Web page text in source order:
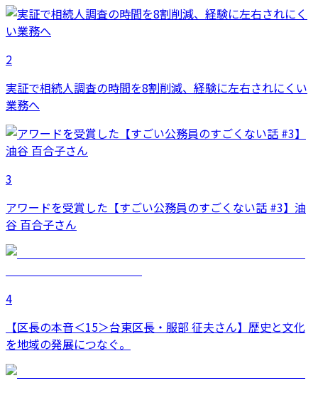
2
実証で相続人調査の時間を8割削減、経験に左右されにくい
業務へ
3
アワードを受賞した【すごい公務員のすごくない話 #3】油
谷 百合子さん
4
【区長の本音＜15＞台東区長・服部 征夫さん】歴史と文化
を地域の発展につなぐ。